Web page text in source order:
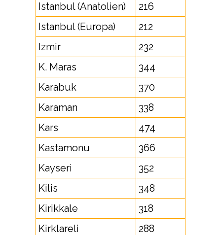
Istanbul (Anatolien)
216
Istanbul (Europa)
212
Izmir
232
K. Maras
344
Karabuk
370
Karaman
338
Kars
474
Kastamonu
366
Kayseri
352
Kilis
348
Kirikkale
318
Kirklareli
288